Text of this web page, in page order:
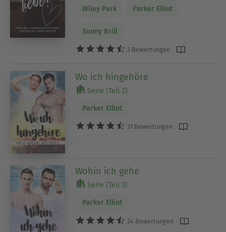
Wiley Park Parker Elliot
Sunny Brill
3 Bewertungen
Wo ich hingehöre
Serie (Teil 2)
Parker Elliot
31 Bewertungen
Wohin ich gehe
Serie (Teil 3)
Parker Elliot
34 Bewertungen